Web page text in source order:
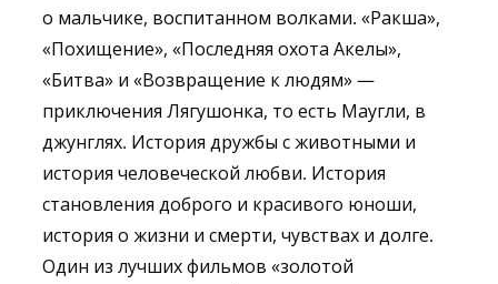
о мальчике, воспитанном волками. «Ракша»,
«Похищение», «Последняя охота Акелы»,
«Битва» и «Возвращение к людям» —
приключения Лягушонка, то есть Маугли, в
джунглях. История дружбы с животными и
история человеческой любви. История
становления доброго и красивого юноши,
история о жизни и смерти, чувствах и долге.
Один из лучших фильмов «золотой